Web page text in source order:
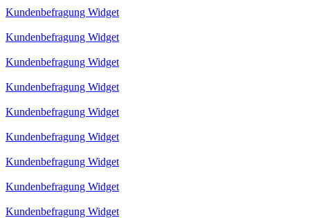
Kundenbefragung Widget
Kundenbefragung Widget
Kundenbefragung Widget
Kundenbefragung Widget
Kundenbefragung Widget
Kundenbefragung Widget
Kundenbefragung Widget
Kundenbefragung Widget
Kundenbefragung Widget